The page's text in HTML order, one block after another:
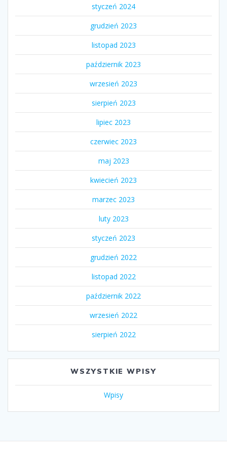
styczeń 2024
grudzień 2023
listopad 2023
październik 2023
wrzesień 2023
sierpień 2023
lipiec 2023
czerwiec 2023
maj 2023
kwiecień 2023
marzec 2023
luty 2023
styczeń 2023
grudzień 2022
listopad 2022
październik 2022
wrzesień 2022
sierpień 2022
WSZYSTKIE WPISY
Wpisy